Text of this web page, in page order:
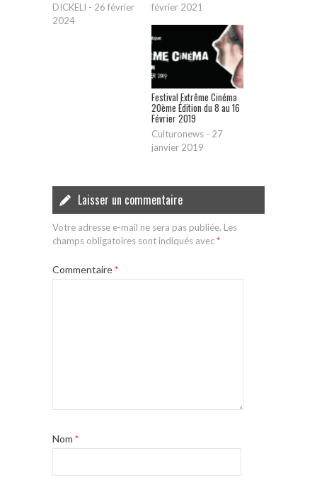
DICKELI - 26 février
2024
février 2021
Festival Extrême Cinéma
20ème Édition du 8 au 16
Février 2019
Culturonews - 27
janvier 2019
Laisser un commentaire
Votre adresse e-mail ne sera pas publiée. Les
champs obligatoires sont indiqués avec*
Commentaire*
Nom *